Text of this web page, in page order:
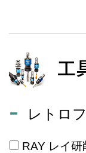
工
レトロ
RAY レイ